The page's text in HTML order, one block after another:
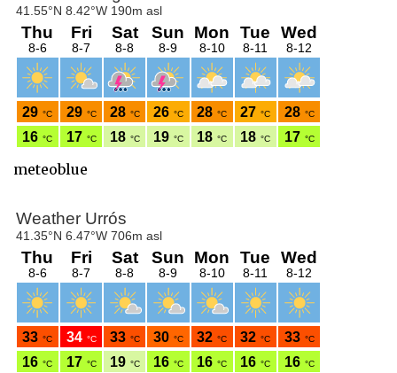
meteoblue